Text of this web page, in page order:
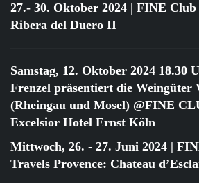
27.- 30. Oktober 2024 | FINE Club
Ribera del Duero II
Samstag, 12. Oktober 2024 18.30
Frenzel präsentiert die Weingüter
(Rheingau und Mosel) @FINE
Excelsior Hotel Ernst Köln
Mittwoch, 26. - 27. Juni 2024 |
Travels Provence: Chateau